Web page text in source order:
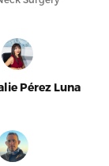
Pérez Luna